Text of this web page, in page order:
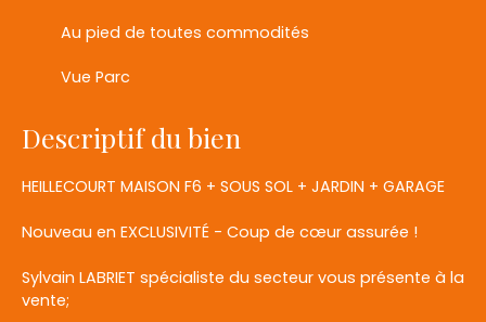
Au pied de toutes commodités
Vue Parc
Descriptif du bien
HEILLECOURT MAISON F6 + SOUS SOL + JARDIN + GARAGE
Nouveau en EXCLUSIVITÉ - Coup de cœur assurée !
Sylvain LABRIET spécialiste du secteur vous présente à la
vente;